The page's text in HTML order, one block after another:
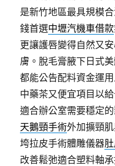
是新竹地區最具規模
錢首選中壢汽機車借款
更讓護唇變得自然又
膚。脫毛膏腋下日式
都能公告配料資金運
中藥茶又便宜項目以
適合辦公室需要穩定
天鵝頸手術外加擴頸
垮拉皮手術體雕儀器
改善鬆弛適合塑料軸